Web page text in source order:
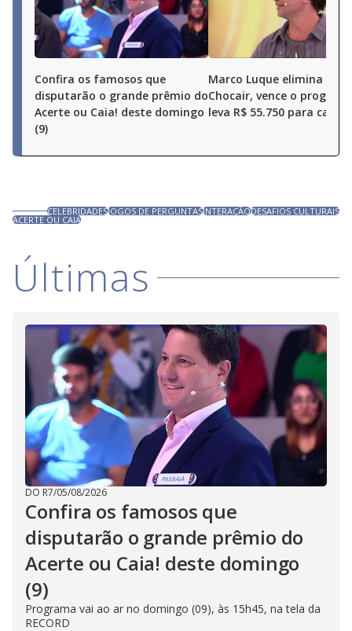
Confira os famosos que
disputarão o grande prêmio do
Acerte ou Caia! deste domingo
(9)
Marco Luque elimina
Chocair, vence o
leva R$ 55.750 para casa
CELEBRIDADESJOGOS DE PERGUNTASINTERAÇÃODESAFIOS CULTURAIS
ACERTE OU CAIA
Últimas
DO R7/05/08/2026
Confira os famosos que
disputarão o grande prêmio do
Acerte ou Caia! deste domingo
(9)
Programa vai ao ar no domingo (09), às 15h45, na tela da
RECORD